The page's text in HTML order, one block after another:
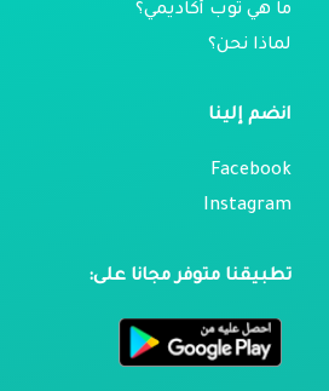
ما هي توب أكاديمي؟
لماذا نحن؟
انضم إلينا
Facebook
Instagram
تطبيقنا متوفر مجانا على: